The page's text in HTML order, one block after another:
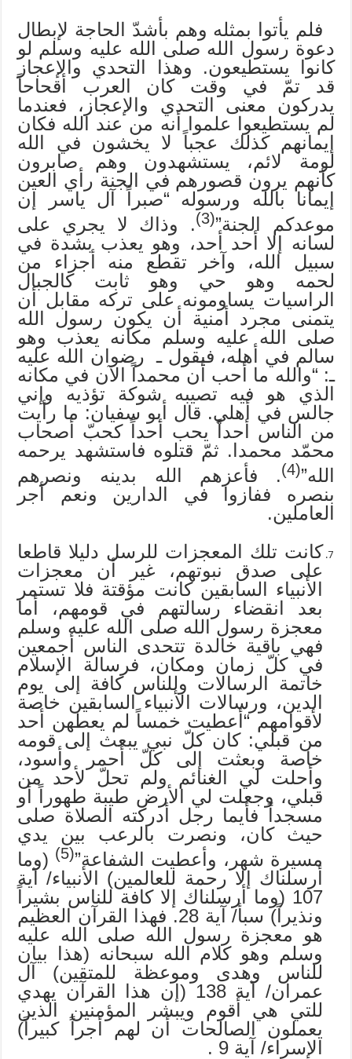
فلم يأتوا بمثله وهم بأشدّ الحاجة لإبطال
دعوة رسول الله صلى الله عليه وسلم لو
كانوا يستطيعون. وهذا التحدي والإعجاز
قد تمّ في وقت كان العرب أقحاحاً
يدركون معنى التحدي والإعجاز، فعندما
لم يستطيعوا علموا أنه من عند الله فكان
إيمانهم كذلك عجباً لا يخشون في الله
لومة لائم، يستشهدون وهم صابرون
كأنهم يرون قصورهم في الجنة رأي العين
إيمانا بالله ورسوله “صبراً آل ياسر إن
موعدكم الجنة”(3)
. وذاك لا يجري على
لسانه إلا أحد أحد، وهو يعذب بشدة في
سبيل الله، وآخر تقطع منه أجزاء من
لحمه وهو حي وهو ثابت كالجبال
الراسيات يساومونه على تركه مقابل أن
يتمنى مجرد أمنية أن يكون رسول الله
صلى الله عليه وسلم مكانه يعذب وهو
سالم في أهله، فيقول ـ رضوان الله عليه
ـ: “والله ما أحب أن محمداً الآن في مكانه
الذي هو فيه تصيبه شوكة تؤذيه وإني
جالس في أهلي. قال أبو سفيان: ما رأيت
من الناس أحداً يحب أحداً كحبّ أصحاب
محمّد محمدا. ثمّ قتلوه فاستشهد يرحمه
الله”(4)
. فأعزهم الله بدينه ونصرهم
بنصره ففازوا في الدارين ونعم أجر
العاملين.
كانت تلك المعجزات للرسل دليلا قاطعا
على صدق نبوتهم، غير أن معجزات
الأنبياء السابقين كانت مؤقتة فلا تستمر
بعد انقضاء رسالتهم في قومهم، أما
معجزة رسول الله صلى الله عليه وسلم
فهي باقية خالدة تتحدى الناس أجمعين
في كلّ زمان ومكان، فرسالة الإسلام
خاتمة الرسالات وللناس كافة إلى يوم
الدين، ورسالات الأنبياء السابقين خاصة
لأقوامهم “أعطيت خمساً لم يعطهن أحد
من قبلي: كان كلّ نبي يبعث إلى قومه
خاصة وبعثت إلى كلّ أحمر وأسود،
وأحلت لي الغنائم ولم تحلّ لأحد من
قبلي، وجعلت لي الأرض طيبة طهوراً أو
مسجداً فأيما رجل أدركته الصلاة صلى
حيث كان، ونصرت بالرعب بين يدي
مسيرة شهر، وأعطيت الشفاعة”(5)
(وما
أرسلناك إلا رحمة للعالمين) الأنبياء/ آية
107 (وما أرسلناك إلا كافة للناس بشيراً
ونذيراً) سبأ/ آية 28. فهذا القرآن العظيم
هو معجزة رسول الله صلى الله عليه
وسلم وهو كلام الله سبحانه (هذا بيان
للناس وهدى وموعظة للمتقين) آل
عمران/ آية 138 (إن هذا القرآن يهدي
للتي هي أقوم ويبشر المؤمنين الذين
يعملون الصالحات أن لهم أجراً كبيراً)
الإسراء/ آية 9 .